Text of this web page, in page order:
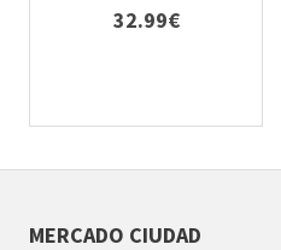
32.99€
MERCADO CIUDAD